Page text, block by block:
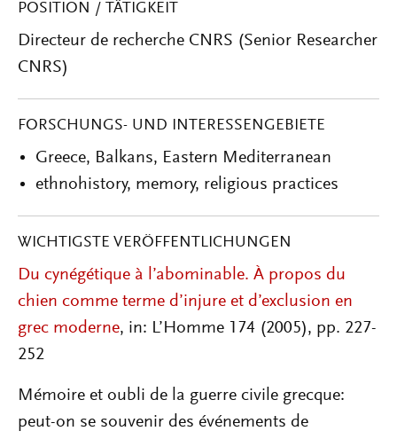
POSITION / TÄTIGKEIT
Directeur de recherche CNRS (Senior Researcher
CNRS)
FORSCHUNGS- UND INTERESSENGEBIETE
Greece, Balkans, Eastern Mediterranean
ethnohistory, memory, religious practices
WICHTIGSTE VERÖFFENTLICHUNGEN
Du cynégétique à l’abominable. À propos du
chien comme terme d’injure et d’exclusion en
grec moderne, in: L’Homme 174 (2005), pp. 227-
252
Mémoire et oubli de la guerre civile grecque:
peut-on se souvenir des événements de